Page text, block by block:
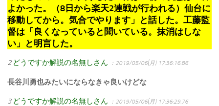
よかった。（8日から楽天2連戦が行われる）仙台に
移動してから。気合でやります」と話した。工藤監
督は「良くなっていると聞いている。抹消はしな
い」と明言した。
2 どうですか解説の名無しさん ：2019/05/06(月) 17:36:16.86
長谷川勇也みたいにならなきゃ良いけどな
3 どうですか解説の名無しさん ：2019/05/06(月) 17:36:29.76